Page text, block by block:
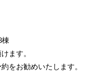
棟
ます。
をお勧めいたします。